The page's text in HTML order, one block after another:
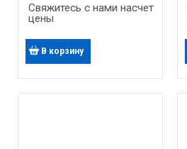
Свяжитесь с нами насчет
цены
В корзину